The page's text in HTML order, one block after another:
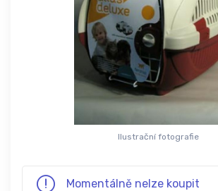
Ilustrační fotografie
Momentálně nelze koupit